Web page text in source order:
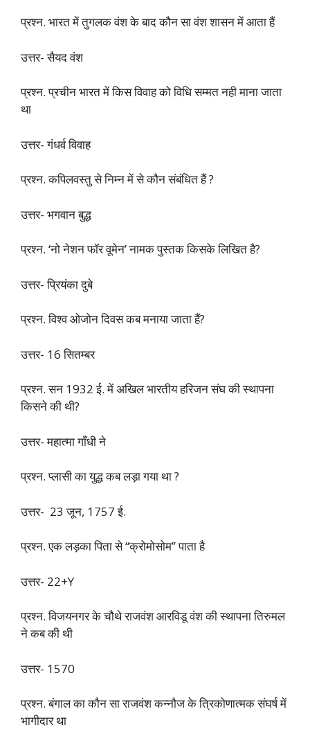
प्रश्न. भारत में तुगलक वंश के बाद कौन सा वंश शासन में आता हैं
उत्तर- सैयद वंश
प्रश्न. प्रचीन भारत में किस विवाह को विधि सम्मत नही माना जाता
था
उत्तर- गंधर्व विवाह
प्रश्न. कपिलवस्तु से निम्न में से कौन संबंधित हैं ?
उत्तर- भगवान बुद्ध
प्रश्न. ‘नो नेशन फॉर वूमेन’ नामक पुस्तक किसके लिखित है?
उत्तर- प्रियंका दुबे
प्रश्न. विश्व ओजोन दिवस कब मनाया जाता हैं?
उत्तर- 16 सितम्बर
प्रश्न. सन 1932 ई. में अखिल भारतीय हरिजन संघ की स्थापना
किसने की थी?
उत्तर- महात्मा गाँधी ने
प्रश्न. प्लासी का युद्ध कब लड़ा गया था ?
उत्तर- 23 जून, 1757 ई.
प्रश्न. एक लड़का पिता से “क्रोमोसोम” पाता है
उत्तर- 22+Y
प्रश्न. विजयनगर के चौथे राजवंश आरविडू वंश की स्थापना तिरुमल
ने कब की थी
उत्तर- 1570
प्रश्न. बंगाल का कौन सा राजवंश कन्नौज के त्रिकोणात्मक संघर्ष में
भागीदार था